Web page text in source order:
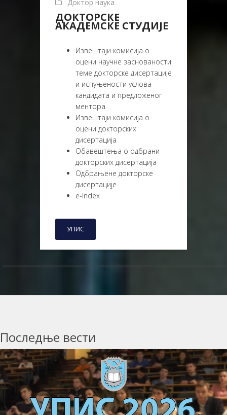
Доктор наука
ДОКТОРСКЕ
АКАДЕМСКЕ СТУДИЈЕ
Извештаји комисија о
оцени научне заснованости
теме докторске дисертације
и испуњености услова
кандидата и предложеног
ментора
Извештаји комисијa о
оцени докторских
дисертација
Обавештења о одбрани
докторских дисертација
Одбрањене докторске
дисертације
e-Index
УПИС
Последње вести